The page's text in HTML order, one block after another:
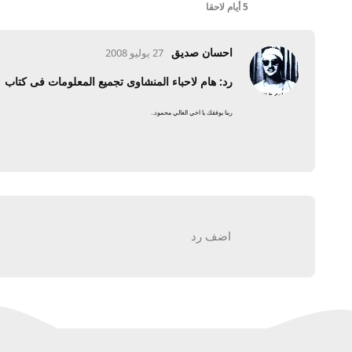
5 أيام لاحقا
احسان صديق 27 يوليو 2008
رد: هام لاحباء المنشاوى تجميع المعلومات فى كتاب
ربنا يوفقك يا اخي الغالي محمود..
اضف رد